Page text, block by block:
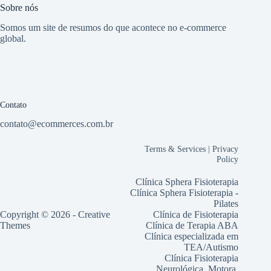
Sobre nós
Somos um site de resumos do que acontece no e-commerce
global.
Contato
contato@ecommerces.com.br
Copyright © 2026 - Creative
Themes
Terms & Services |Privacy
Policy
Clínica Sphera Fisioterapia
Clínica Sphera Fisioterapia -
Pilates
Clínica de Fisioterapia
Clínica de Terapia ABA
Clínica especializada em
TEA/Autismo
Clínica Fisioterapia
Neurológica, Motora,